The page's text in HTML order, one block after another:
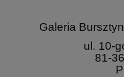
Galeria
ul. 10-
81-